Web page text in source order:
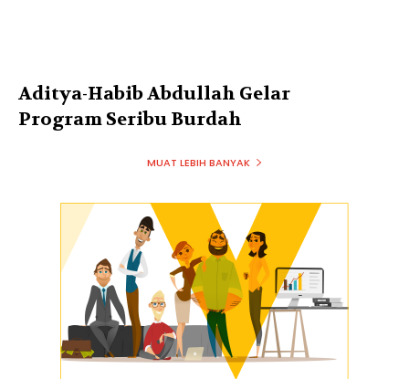
Aditya-Habib Abdullah Gelar
Program Seribu Burdah
MUAT LEBIH BANYAK